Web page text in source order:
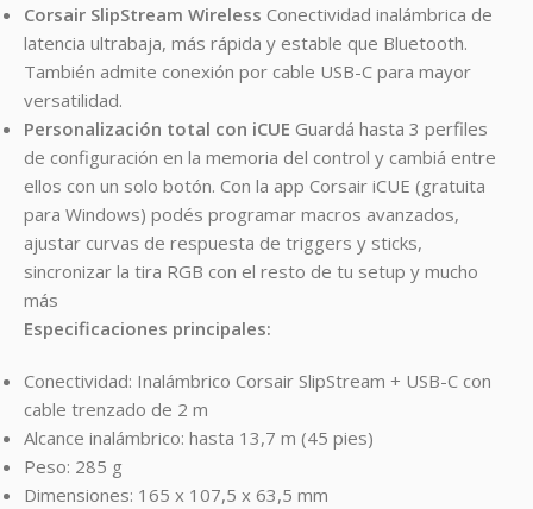
Corsair SlipStream Wireless Conectividad inalámbrica de
latencia ultrabaja, más rápida y estable que Bluetooth.
También admite conexión por cable USB-C para mayor
versatilidad.
Personalización total con iCUE Guardá hasta 3 perfiles
de configuración en la memoria del control y cambiá entre
ellos con un solo botón. Con la app Corsair iCUE (gratuita
para Windows) podés programar macros avanzados,
ajustar curvas de respuesta de triggers y sticks,
sincronizar la tira RGB con el resto de tu setup y mucho
más
Especificaciones principales:
Conectividad: Inalámbrico Corsair SlipStream + USB-C con
cable trenzado de 2 m
Alcance inalámbrico: hasta 13,7 m (45 pies)
Peso: 285 g
Dimensiones: 165 x 107,5 x 63,5 mm